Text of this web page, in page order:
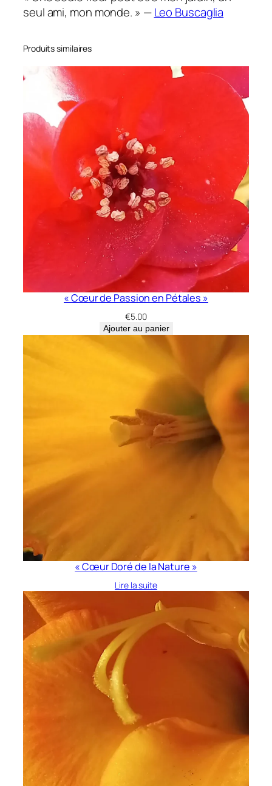
seul ami, mon monde. » —Leo Buscaglia
Produits similaires
« Cœur de Passion en Pétales »
€5.00
Ajouter au panier
« Cœur Doré de la Nature »
Lire la suite